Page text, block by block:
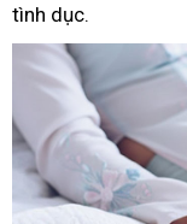
tình dục.